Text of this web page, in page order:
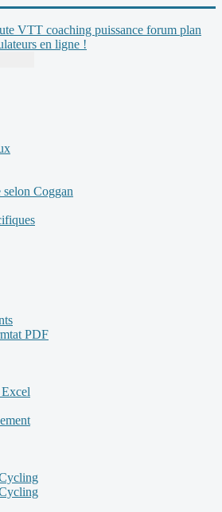
VTT coaching puissance forum plan
en ligne !
selon Coggan
PDF